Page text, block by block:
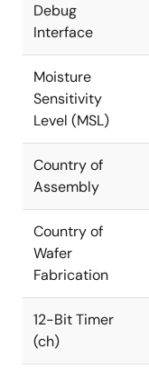
Debug
Interface
Moisture
Sensitivity
Level (MSL)
Country of
Assembly
Country of
Wafer
Fabrication
12-Bit Timer
(ch)